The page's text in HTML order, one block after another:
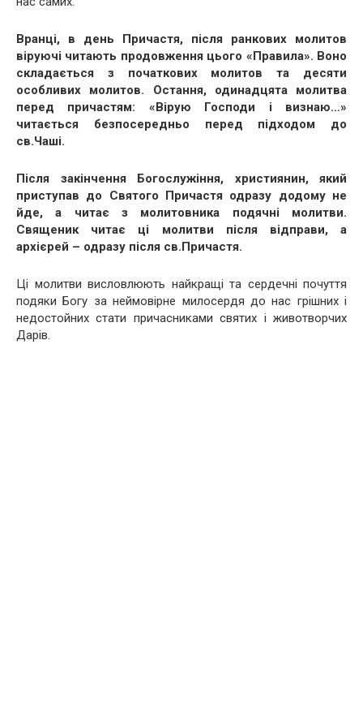
Вранці, в день Причастя, після ранкових молитов
віруючі читають продовження цього «Правила». Воно
складається з початкових молитов та десяти
особливих молитов. Остання, одинадцята молитва
перед причастям: «Вірую Господи і визнаю…»
читається безпосередньо перед підходом до
св.Чаші.
Після закінчення Богослужіння, християнин, який
приступав до Святого Причастя одразу додому не
йде, а читає з молитовника подячні молитви.
Священик читає ці молитви після відправи, а
архієрей – одразу після св.Причастя.
Ці молитви висловлюють найкращі та сердечні почуття
подяки Богу за неймовірне милосердя до нас грішних і
недостойних стати причасниками святих і животворчих
Дарів.